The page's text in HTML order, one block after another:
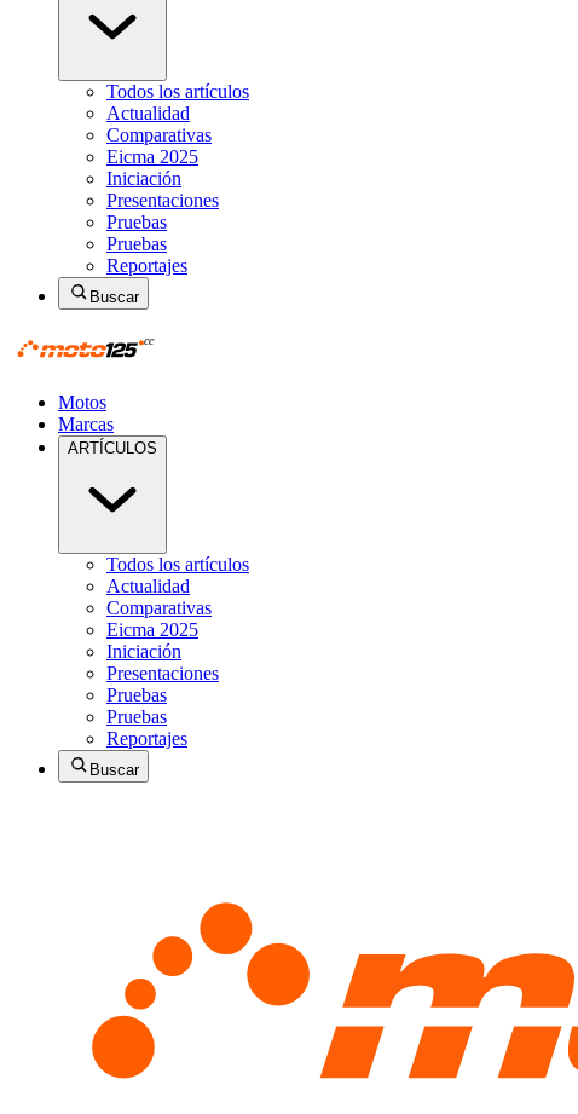
Todos los artículos
Actualidad
Comparativas
Eicma 2025
Iniciación
Presentaciones
Pruebas
Pruebas
Reportajes
Buscar
Motos
Marcas
ARTÍCULOS
Todos los artículos
Actualidad
Comparativas
Eicma 2025
Iniciación
Presentaciones
Pruebas
Pruebas
Reportajes
Buscar